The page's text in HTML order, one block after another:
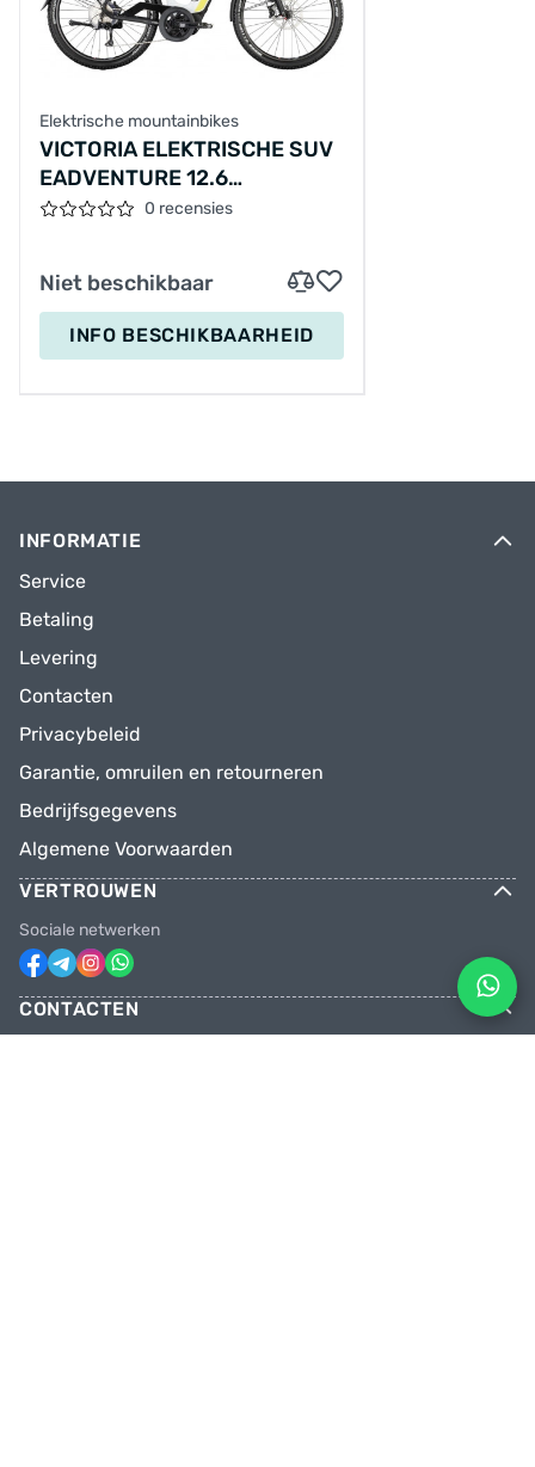
Elektrische mountainbikes
VICTORIA ELEKTRISCHE SUV
EADVENTURE 12.6
27.5"/53CM-0 recensies
Niet beschikbaar
INFO BESCHIKBAARHEID
INFORMATIE
Service
Betaling
Levering
Contacten
Privacybeleid
Garantie, omruilen en retourneren
Bedrijfsgegevens
Algemene Voorwaarden
VERTROUWEN
Sociale netwerken
CONTACTEN